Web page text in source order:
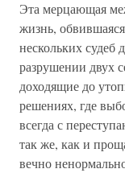
Эта мерцающая
жизнь,
нескольких
разрушении двух
доходящие до
решениях, где
всегда с
так же, как и
вечно